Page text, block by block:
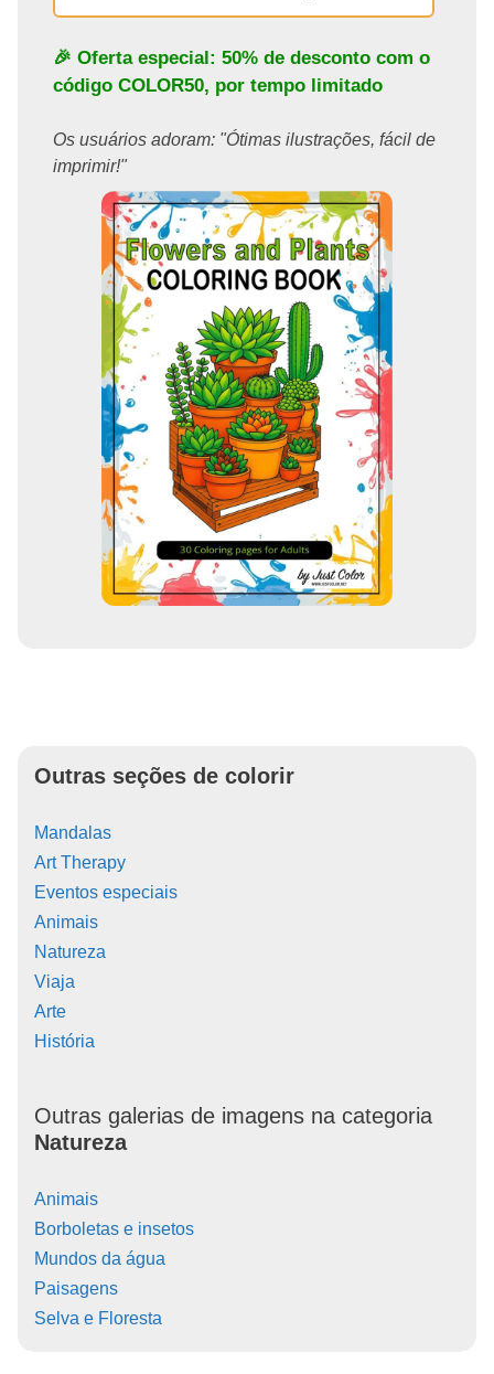
🎉 Oferta especial: 50% de desconto com o
código COLOR50, por tempo limitado
Os usuários adoram: "Ótimas ilustrações, fácil de
imprimir!"
Outras seções de colorir
Mandalas
Art Therapy
Eventos especiais
Animais
Natureza
Viaja
Arte
História
Outras galerias de imagens na categoria
Natureza
Animais
Borboletas e insetos
Mundos da água
Paisagens
Selva e Floresta